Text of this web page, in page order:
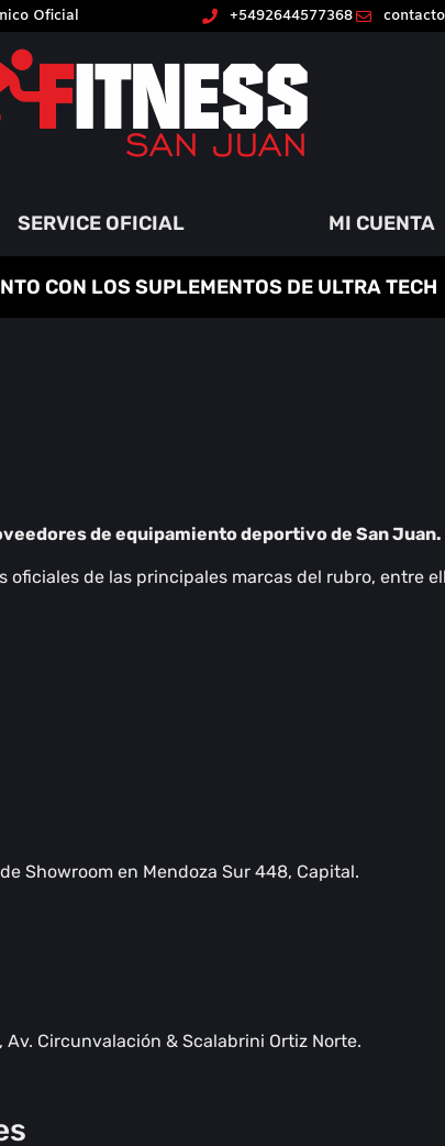
Oficial +5492644577368
SERVICE OFICIAL MI CUENTA
CON LOS SUPLEMENTOS DE ULTRA TECH
de equipamiento deportivo de San Juan.
de las principales marcas del rubro, entre
Showroom en Mendoza Sur 448, Capital.
Circunvalación & Scalabrini Ortiz Norte.